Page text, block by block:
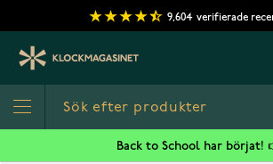
Hoppa till innehållet
9,604 verifierade
Back to School har börjat!